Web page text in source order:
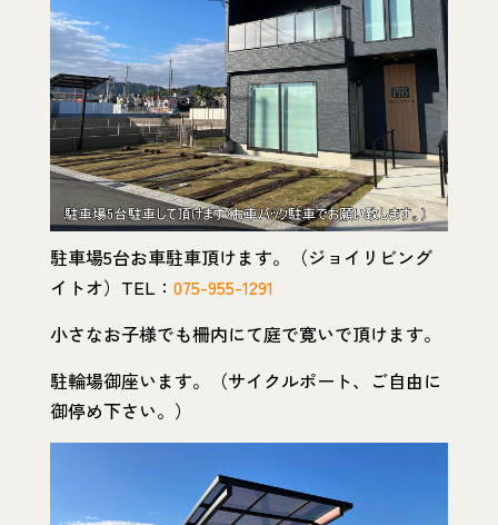
駐車場5台お車駐車頂けます。（ジョイリビング
イトオ）TEL： 075-955-1291
小さなお子様でも柵内にて庭で寛いで頂けます。
駐輪場御座います。（サイクルポート、ご自由に
御停め下さい。）